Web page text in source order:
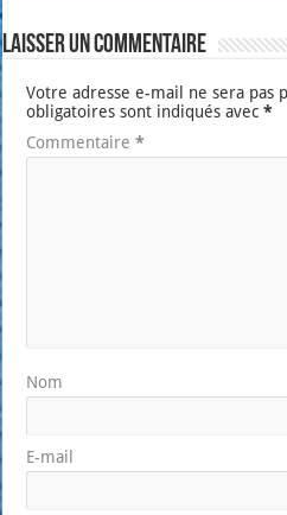
Laisser un commentaire
Votre adresse e-mail ne sera pas
obligatoires sont indiqués avec*
Commentaire*
Nom
E-mail